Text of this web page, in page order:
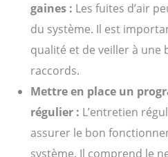
gaines : Les fuites d’air
du système. Il est
qualité et de veiller à une
raccords.
Mettre en place un
régulier : L’entretien
assurer le bon
système. Il comprend le